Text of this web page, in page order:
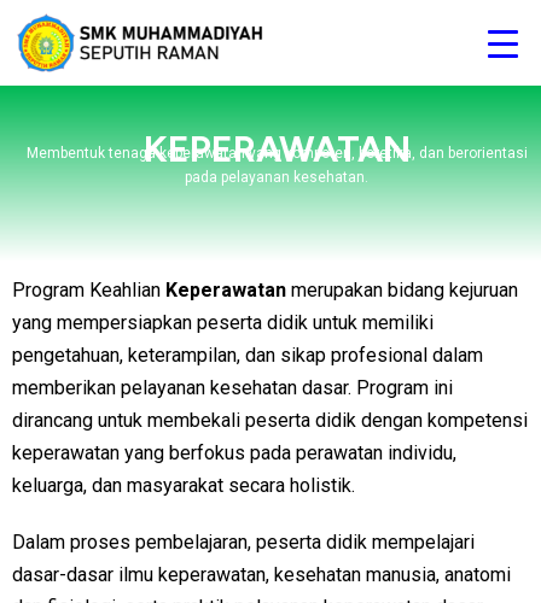
KEPERAWATAN
Membentuk tenaga keperawatan yang kompeten, beretika, dan berorientasi
pada pelayanan kesehatan.
Program Keahlian Keperawatan merupakan bidang kejuruan
yang mempersiapkan peserta didik untuk memiliki
pengetahuan, keterampilan, dan sikap profesional dalam
memberikan pelayanan kesehatan dasar. Program ini
dirancang untuk membekali peserta didik dengan kompetensi
keperawatan yang berfokus pada perawatan individu,
keluarga, dan masyarakat secara holistik.
Dalam proses pembelajaran, peserta didik mempelajari
dasar-dasar ilmu keperawatan, kesehatan manusia, anatomi